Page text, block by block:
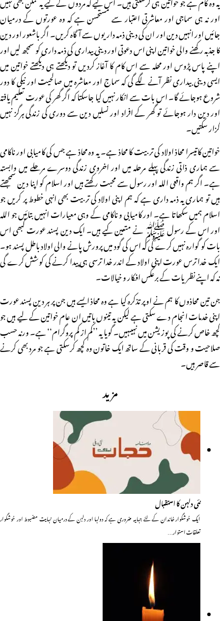
اور نہ ہی سماجی اور معاشرتی اعتبار سے مستحسن ہے کہ وہ عورتوں کے درمیان
جائیں اور انہیں دین اور ان کی دینی ذمہ داریوں سے آگاہ کریں۔ اگر باشعور اور دین
کا جذبہ رکھنے والی خواتین اپنی اس دعوتی اور دینی بیداری کی ذمہ داری کو سمجھ لیں اور
اپنے پاس پڑوس اور محلہ سے اس کام کا آغاز کردیں تو دیکھتے ہی دیکھتے خواتین میں
ایسی دینی بیداری نظر آنے لگے گی کہ سماج اور معاشرہ میں صالحیت اور نیکی کا دور
شروع ہوجائے گا۔ اس بات سے انکار نہیں کیا جاسکتا کہ اگر گھر کی عورت تعلیم یافتہ
اور دین دار ہوجائے تو گھر کے افراد اور نسلیں دین سے دوری کی زندگی ہرگز نہیں
گزار سکتیں۔
خواتین کاتیسرا محاذ اولاد کی تربیت کا محاذ ہے۔ یہ وہ محاذ ہے جس کی کامیابی اور ناکامی
سے ہماری ذاتی زندگی پہلے مرحلہ میں اور اخروی زندگی دوسرے مرحلے میں وابستہ
ہے۔ اگر ہم واقعی اللہ اور رسول سے محبت رکھتے ہیں اور اسلام کو اپنا دین سمجھتے
ہیں تو ہماری یہ ذمہ داری ہے کہ ہم اپنی اولاد کی تربیت بھی انہی خطوط پر کریں جو
اسلام ہمیں سکھاتا ہے۔ اور کامیابی و ناکامی کے وہی معیارات انہیں بتائیں جو اللہ
اور اس کے رسول ﷺ نے متعین کیے ہیں۔ ایک دین پسند عورت کبھی اس
بات کو گوارہ نہیں کرے گی کہ اس کی گود میں پرورش پانے والی اولاد باطل پسند ہو۔
ایک خدا ترس عورت اپنی اولاد کے اندر خدا ترسی ہی پیدا کرنے کی کوشش کرے گی
نہ کہ اپنے نظریات کے برعکس افکار و خیالات۔
جن تین محاذوں کا ہم نے اوپر تذکرہ کیا ہے وہ محاذ ایسے ہیں جن پر ہر دین پسند عورت
اپنی خدمات انجام دے سکتی ہے لیکن یہ تینوں باتیں ان عام خواتین کے لیے ہیں جو
کچھ خاص کرنے کی پوزیشن میں نہیںہیں۔ گویا یہ ’’کم از کم پروگرام‘‘ ہے۔ ورنہ حسب
صلاحیت و وقت کی قربانی کے ساتھ ایک خاتون وہ کچھ کرسکتی ہے جو مرد بھی کرنے
سے قاصر ہیں۔
مزید
نئی دلہن کا استقبال
ایک خوشگوار خاندان کے لئے جہاںیہ ضروری ہے کہ دولہا اور دلہن کے درمیان نہایت مضبوط اور خوشگوار
تعلقات استوار…